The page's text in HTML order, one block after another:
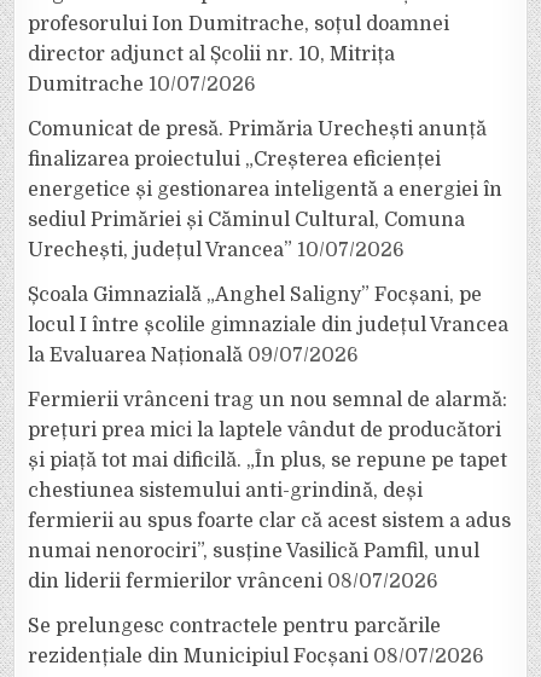
profesorului Ion Dumitrache, soțul doamnei
director adjunct al Școlii nr. 10, Mitrița
Dumitrache 10/07/2026
Comunicat de presă. Primăria Urechești anunță
finalizarea proiectului „Creșterea eficienței
energetice și gestionarea inteligentă a energiei în
sediul Primăriei și Căminul Cultural, Comuna
Urechești, județul Vrancea” 10/07/2026
Școala Gimnazială „Anghel Saligny” Focșani, pe
locul I între școlile gimnaziale din județul Vrancea
la Evaluarea Națională 09/07/2026
Fermierii vrânceni trag un nou semnal de alarmă:
prețuri prea mici la laptele vândut de producători
și piață tot mai dificilă. „În plus, se repune pe tapet
chestiunea sistemului anti-grindină, deși
fermierii au spus foarte clar că acest sistem a adus
numai nenorociri”, susține Vasilică Pamfil, unul
din liderii fermierilor vrânceni 08/07/2026
Se prelungesc contractele pentru parcările
rezidențiale din Municipiul Focșani 08/07/2026